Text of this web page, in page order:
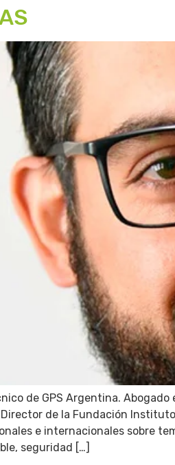
de GPS Argentina.
de la Fundación
e internacionales sobre
seguridad […]